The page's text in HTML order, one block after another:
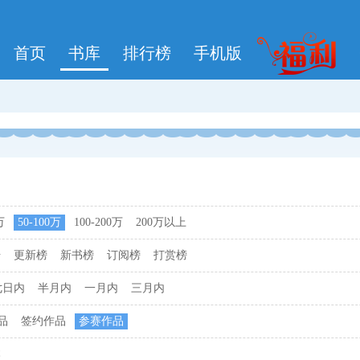
首页 书库 排行榜 手机版
50-100万 100-200万 200万以上
更新榜 新书榜 订阅榜 打赏榜
日内 半月内 一月内 三月内
签约作品 参赛作品